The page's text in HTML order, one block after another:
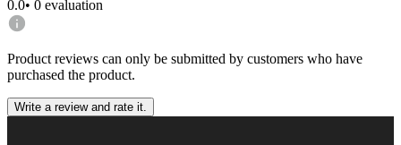
0.0• 0 evaluation
Product reviews can only be submitted by customers who have
purchased the product.
Write a review and rate it.